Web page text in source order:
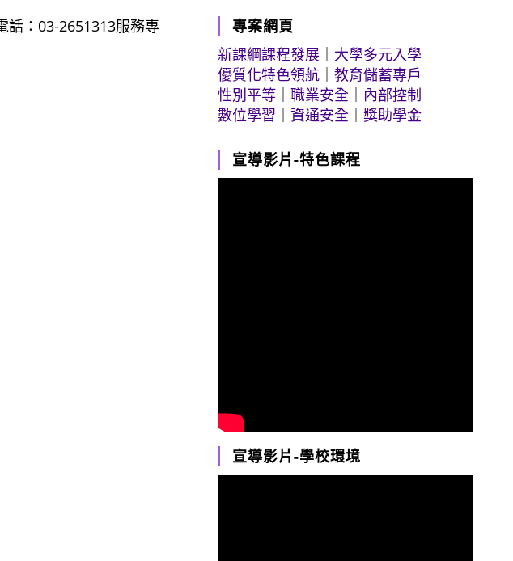
：03-2651313服務專
專案網頁
新課綱課程發展
大學多元入學
優質化特色領航 ｜教育儲蓄專戶
性別平等 ｜職業安全
內部控制
數位學習 ｜資通安全 ｜獎助學金
宣導影片-特色課程
宣導影片-學校環境